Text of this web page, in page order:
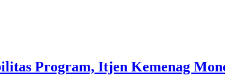
Program, Itjen Kemenag